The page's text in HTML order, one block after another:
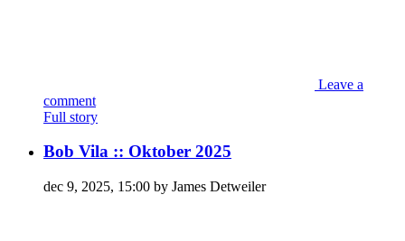
Leave a
comment
Full story
Bob Vila :: Oktober 2025
dec 9, 2025, 15:00 by James Detweiler